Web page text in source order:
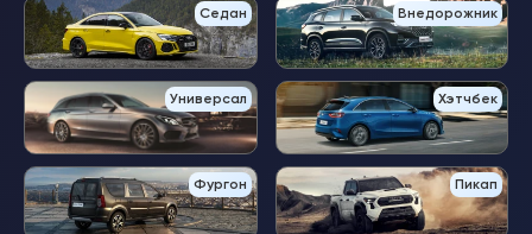
Седан Внедорожник
Универсал Хэтчбек
Фургон Пикап